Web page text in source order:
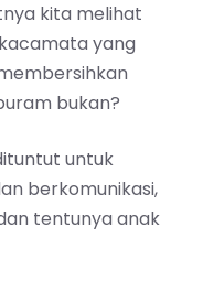
kita melihat
yang
bukan?
untuk
berkomunikasi,
tentunya anak